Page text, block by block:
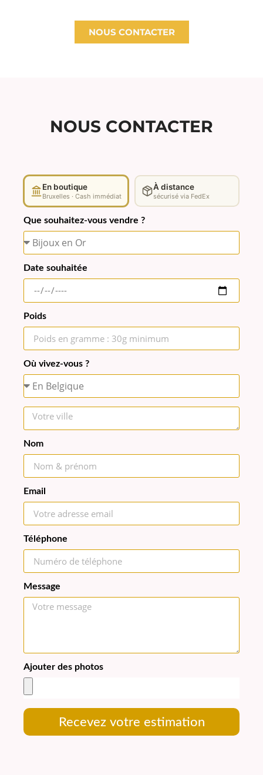
NOUS CONTACTER
NOUS CONTACTER
En boutique
Bruxelles · Cash immédiat
À distance
sécurisé via FedEx
Que souhaitez-vous vendre ?
Date souhaitée
Poids
Où vivez-vous ?
Nom
Email
Téléphone
Message
Ajouter des photos
Recevez votre estimation